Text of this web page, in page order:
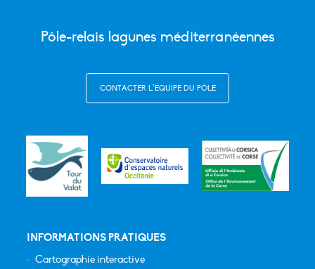
Pôle-relais lagunes méditerranéennes
CONTACTER L’ÉQUIPE DU PÔLE
INFORMATIONS PRATIQUES
Cartographie interactive